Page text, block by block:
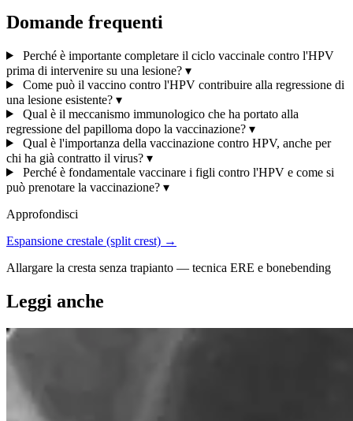
Domande frequenti
Perché è importante completare il ciclo vaccinale contro l'HPV
prima di intervenire su una lesione? ▾
Come può il vaccino contro l'HPV contribuire alla regressione di
una lesione esistente? ▾
Qual è il meccanismo immunologico che ha portato alla
regressione del papilloma dopo la vaccinazione? ▾
Qual è l'importanza della vaccinazione contro HPV, anche per
chi ha già contratto il virus? ▾
Perché è fondamentale vaccinare i figli contro l'HPV e come si
può prenotare la vaccinazione? ▾
Approfondisci
Espansione crestale (split crest) →
Allargare la cresta senza trapianto — tecnica ERE e bonebending
Leggi anche